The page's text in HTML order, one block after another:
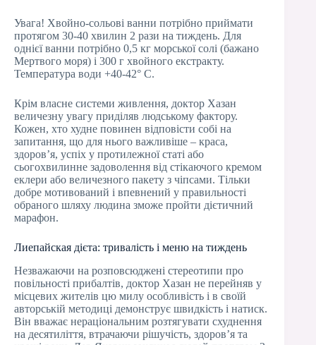
Увага! Хвойно-сольові ванни потрібно приймати
протягом 30-40 хвилин 2 рази на тиждень. Для
однієї ванни потрібно 0,5 кг морської солі (бажано
Мертвого моря) і 300 г хвойного екстракту.
Температура води +40-42° С.
Крім власне системи живлення, доктор Хазан
величезну увагу приділяв людському фактору.
Кожен, хто худне повинен відповісти собі на
запитання, що для нього важливіше – краса,
здоров’я, успіх у протилежної статі або
сьогохвилинне задоволення від стікаючого кремом
еклери або величезного пакету з чіпсами. Тільки
добре мотивований і впевнений у правильності
обраного шляху людина зможе пройти дієтичний
марафон.
Лиепайская дієта: тривалість і меню на тиждень
Незважаючи на розповсюджені стереотипи про
повільності прибалтів, доктор Хазан не перейняв у
місцевих жителів цю милу особливість і в своїй
авторській методиці демонструє швидкість і натиск.
Він вважає нераціональним розтягувати схуднення
на десятиліття, втрачаючи рішучість, здоров’я та